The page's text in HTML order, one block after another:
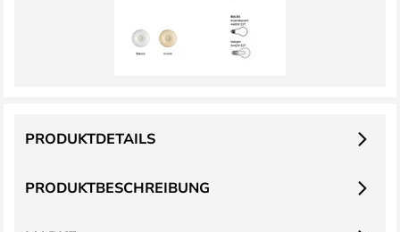
PRODUKTBESCHREIBUNG
PRODUKTDETAILS